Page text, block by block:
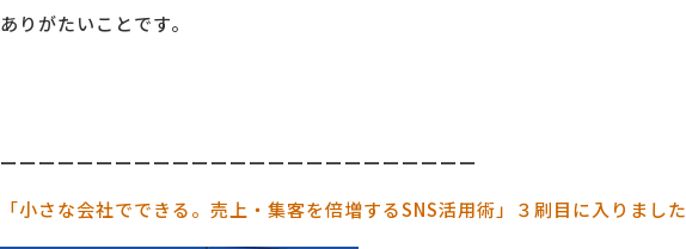
ありがたいことです。
ーーーーーーーーーーーーーーーーーーーーーーーーー
「小さな会社でできる。売上・集客を倍増するSNS活用術」３刷目に入りました